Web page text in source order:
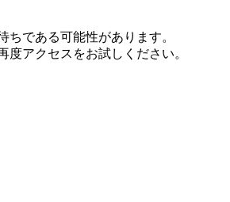
ちである可能性があります。
度アクセスをお試しください。